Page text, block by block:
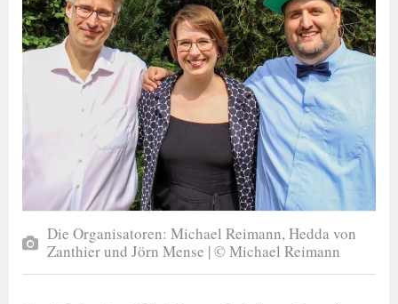
Die Organisatoren: Michael Reimann, Hedda von
Zanthier und Jörn Mense | © Michael Reimann